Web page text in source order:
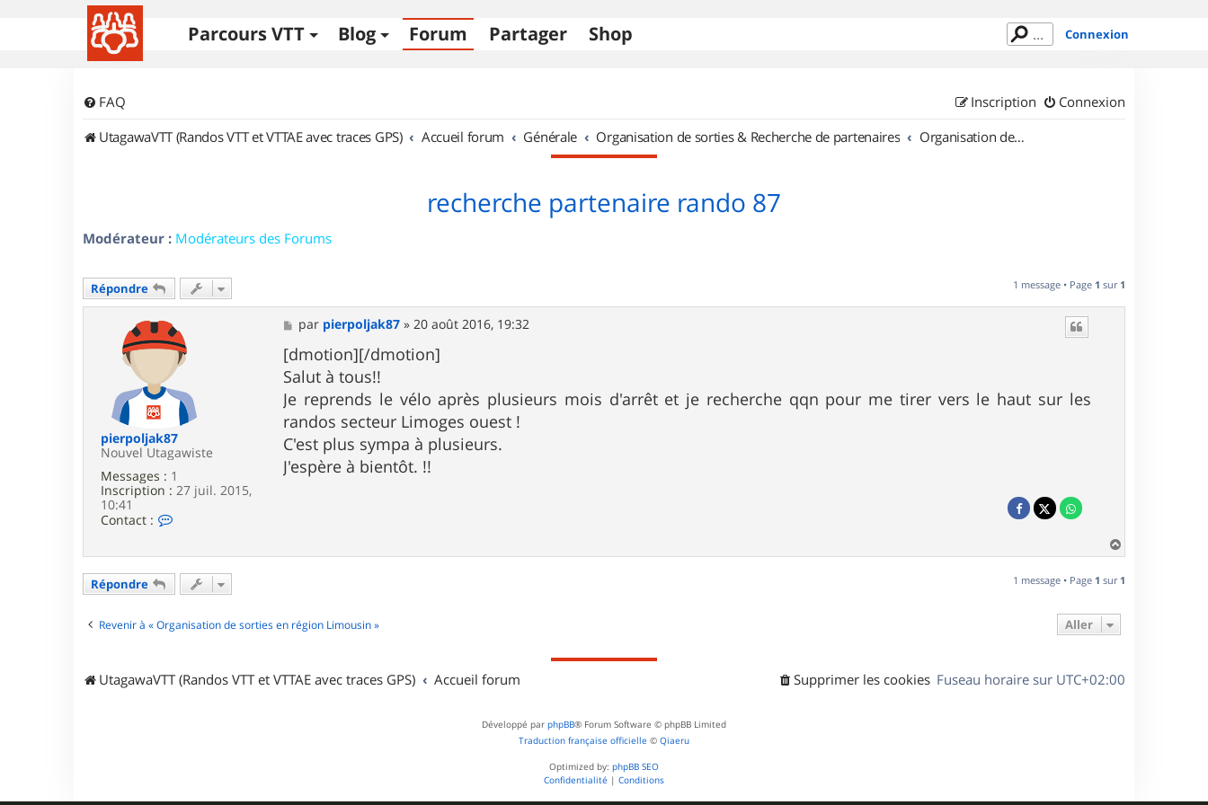
Parcours VTT Blog Forum Partager Shop Connexion
FAQ Connexion
Inscription
UtagawaVTT (Randos VTT et VTTAE avec traces GPS)
Accueil forum Générale Organisation de sorties & Recherche de partenaires Organisation de sorties en région Limousin
recherche partenaire rando 87
Modérateur : Modérateurs des Forums
Répondre 1 message • Page 1 sur 1
pierpoljak87
Nouvel Utagawiste
Messages : 1
Inscription : 27 juil. 2015,
10:41
Contact :
t
a
c
e
r
e
r
M
e
s
s
a
g
e
par pierpoljak87 »20 août 2016, 19:32
[dmotion][/dmotion]
Salut à tous!!
Je reprends le vélo après plusieurs mois d'arrêt et je recherche qqn pour me tirer vers le haut sur les
randos secteur Limoges ouest !
C'est plus sympa à plusieurs.
J'espère à bientôt. !!
a
t
Répondre 1 message • Page 1 sur 1
Revenir à « Organisation de sorties en région Limousin » Aller
UtagawaVTT (Randos VTT et VTTAE avec traces GPS) Accueil forum Fuseau horaire sur UTC+02:00
Supprimer les cookies
Développé par phpBB® Forum Software © phpBB Limited
Traduction française officielle © Qiaeru
Optimized by: phpBB SEO
Confidentialité | Conditions